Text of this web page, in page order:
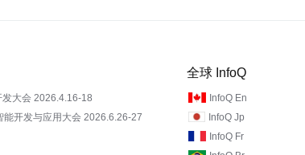
发大会 2026.4.16-18
能开发与应用大会 2026.6.26-27
全球 InfoQ
InfoQ En
InfoQ Jp
InfoQ Fr